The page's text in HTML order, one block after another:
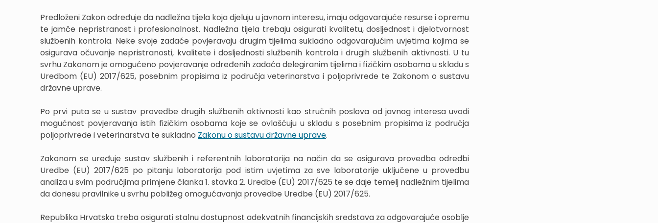
Predloženi Zakon određuje da nadležna tijela koja djeluju u javnom interesu, imaju odgovarajuće resurse i opremu
te jamče nepristranost i profesionalnost. Nadležna tijela trebaju osigurati kvalitetu, dosljednost i djelotvornost
službenih kontrola. Neke svoje zadaće povjeravaju drugim tijelima sukladno odgovarajućim uvjetima kojima se
osigurava očuvanje nepristranosti, kvalitete i dosljednosti službenih kontrola i drugih službenih aktivnosti. U tu
svrhu Zakonom je omogućeno povjeravanje određenih zadaća delegiranim tijelima i fizičkim osobama u skladu s
Uredbom (EU) 2017/625, posebnim propisima iz područja veterinarstva i poljoprivrede te Zakonom o sustavu
državne uprave.
Po prvi puta se u sustav provedbe drugih službenih aktivnosti kao stručnih poslova od javnog interesa uvodi
mogućnost povjeravanja istih fizičkim osobama koje se ovlašćuju u skladu s posebnim propisima iz područja
poljoprivrede i veterinarstva te sukladno Zakonu o sustavu državne uprave.
Zakonom se uređuje sustav službenih i referentnih laboratorija na način da se osigurava provedba odredbi
Uredbe (EU) 2017/625 po pitanju laboratorija pod istim uvjetima za sve laboratorije uključene u provedbu
analiza u svim područjima primjene članka 1. stavka 2. Uredbe (EU) 2017/625 te se daje temelj nadležnim tijelima
da donesu pravilnike u svrhu pobližeg omogućavanja provedbe Uredbe (EU) 2017/625.
Republika Hrvatska treba osigurati stalnu dostupnost adekvatnih financijskih sredstava za odgovarajuće osoblje